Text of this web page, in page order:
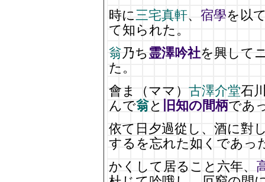
時に三宅真軒、 宿學を以
て知られた。
翁乃ち霊澤吟社を興して
た。
會ま（ママ） 古澤介堂石
んで翁と 旧知の間柄であ
依て日夕過從し、酒に對
するを忘れた如くであっ
かくして居ること六年、